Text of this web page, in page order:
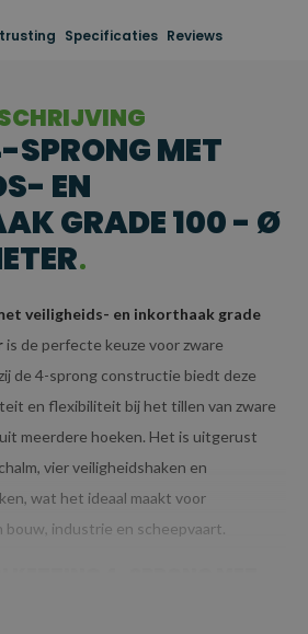
Specificaties Reviews
MET
EN
GRADE 100 - Ø
veiligheids- en inkorthaak grade
is de perfecte keuze voor zware
de 4-sprong constructie biedt deze
en flexibiliteit bij het tillen van zware
meerdere hoeken. Het is uitgerust
vier veiligheidshaken en
wat het ideaal maakt voor
bouw, industrie en scheepvaart.
GRADE 100 - Ø